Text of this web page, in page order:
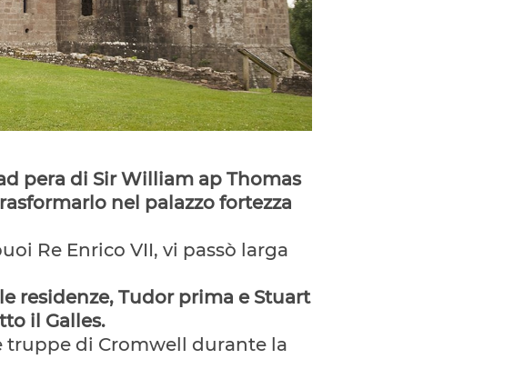
pera di Sir William ap Thomas
nel palazzo fortezza
Re Enrico VII, vi passò larga
residenze, Tudor prima e Stuart
il Galles.
truppe di Cromwell durante la